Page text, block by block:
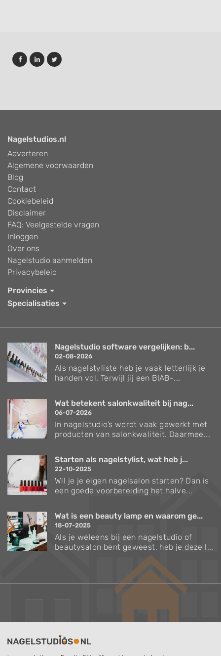
Nagelstudios.nl
Adverteren
Algemene voorwaarden
Blog
Contact
Cookiebeleid
Disclaimer
FAQ: Veelgestelde vragen
Inloggen
Over ons
Nagelstudio aanmelden
Privacybeleid
Provincies
Specialisaties
Nagelstudio software vergelijken: b...
02-08-2026
Als nagelstyliste heb je vaak letterlijk je
handen vol. Terwijl jij een BIAB-...
Wat betekent salonkwaliteit bij nag...
06-07-2026
In nagelstudio’s wordt vaak gewerkt met
producten van salonkwaliteit. Daarmee...
Starten als nagelstylist, wat heb j...
22-10-2025
Wil je je eigen nagelsalon starten? Dan is
een goede voorbereiding het halve...
Wat is een beauty lamp en waarom ge...
18-07-2025
Als je weleens bij een nagelstudio of
beautysalon bent geweest, heb je deze l...